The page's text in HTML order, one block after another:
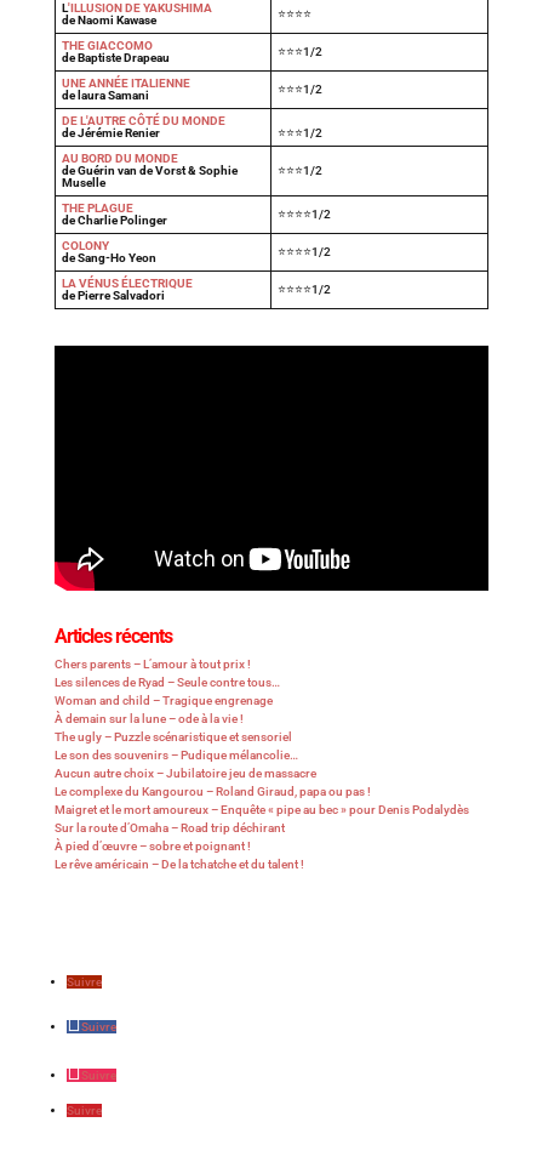
L'ILLUSION DE YAKUSHIMA
de Naomi Kawase
⭐⭐⭐⭐
THE GIACCOMO
de Baptiste Drapeau
⭐⭐⭐1/2
UNE ANNÉE ITALIENNE
de laura Samani
⭐⭐⭐1/2
DE L'AUTRE CÔTÉ DU MONDE
de Jérémie Renier
⭐⭐⭐1/2
AU BORD DU MONDE
de Guérin van de Vorst & Sophie
Muselle
⭐⭐⭐1/2
THE PLAGUE
de Charlie Polinger
⭐⭐⭐⭐1/2
COLONY
de Sang-Ho Yeon
⭐⭐⭐⭐1/2
LA VÉNUS ÉLECTRIQUE
de Pierre Salvadori
⭐⭐⭐⭐1/2
Articles récents
Chers parents – L’amour à tout prix !
Les silences de Ryad – Seule contre tous…
Woman and child – Tragique engrenage
À demain sur la lune – ode à la vie !
The ugly – Puzzle scénaristique et sensoriel
Le son des souvenirs – Pudique mélancolie…
Aucun autre choix – Jubilatoire jeu de massacre
Le complexe du Kangourou – Roland Giraud, papa ou pas !
Maigret et le mort amoureux – Enquête « pipe au bec » pour Denis Podalydès
Sur la route d’Omaha – Road trip déchirant
À pied d’œuvre – sobre et poignant !
Le rêve américain – De la tchatche et du talent !
Suivre
Suivre
Suivre
Suivre